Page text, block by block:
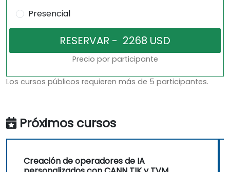
Presencial
Precio por participante
Los cursos públicos requieren más de 5 participantes.
Próximos cursos
Creación de operadores de IA